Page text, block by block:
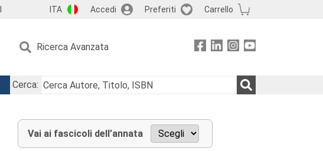
ITA Accedi Preferiti Carrello
Ricerca Avanzata
Cerca:
Vai ai fascicoli dell’annata